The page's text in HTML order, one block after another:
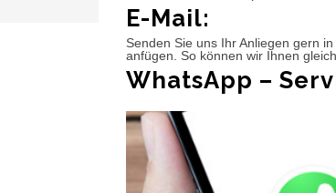
E-Mail:
Senden Sie uns Ihr Anliegen gern
anfügen. So können wir Ihnen
WhatsApp –